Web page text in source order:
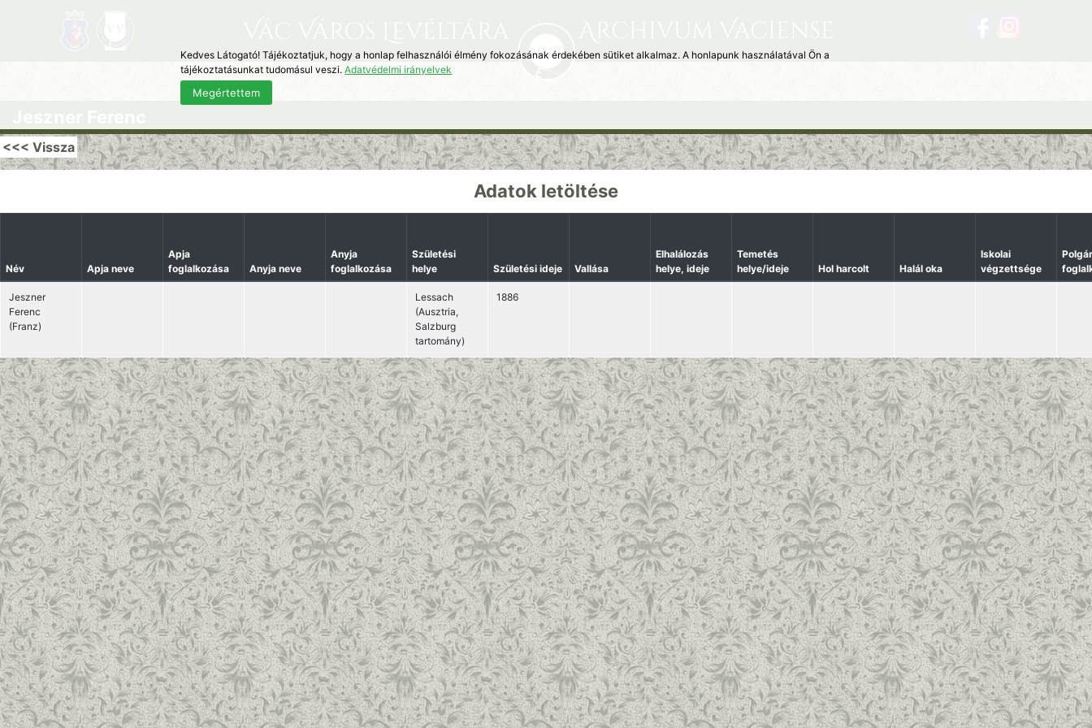
<<< Vissza
Adatok letöltése
Név Apja neve
Apja
foglalkozása
Anyja neve
Anyja
foglalkozása
Születési
helye
Születési ideje Vallása
Elhalálozás
helye, ideje
Temetés
helye/ideje
Hol harcolt Halál oka
Iskolai
végzettsége
Jeszner
Ferenc
(Franz)
Lessach
(Ausztria,
Salzburg
tartomány)
1886
Kedves Látogató! Tájékoztatjuk, hogy a honlap felhasználói élmény fokozásának érdekében sütiket alkalmaz. A honlapunk használatával Ön a
tájékoztatásunkat tudomásul veszi.Adatvédelmi irányelvek
Megértettem